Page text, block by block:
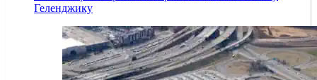
Геленджику